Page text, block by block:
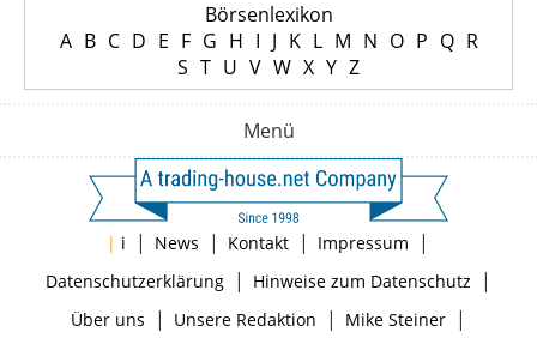
Börsenlexikon
A B C D E F G H I J K L M N O P Q R
S T U V W X Y Z
Menü
| i | News | Kontakt | Impressum |
Datenschutzerklärung| Hinweise zum Datenschutz |
Über uns | Unsere Redaktion | Mike Steiner|